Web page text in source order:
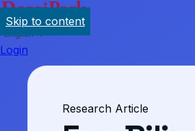
English
Login
Research Article
Skip to content